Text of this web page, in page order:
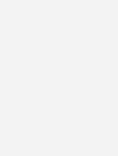
bin ich damit einverstanden, über
und eine Abmeldung ist
Umgang mit Daten finden Sie